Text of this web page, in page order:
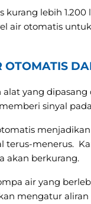
kurang lebih
air otomatis
OTOMATIS
alat yang
sinyal
terus-menerus.
akan berkurang.
air yang
mengatur